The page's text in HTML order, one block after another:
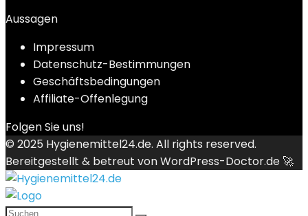
Aussagen
Impressum
Datenschutz-Bestimmungen
Geschäftsbedingungen
Affiliate-Offenlegung
Folgen Sie uns!
© 2025 Hygienemittel24.de. All rights reserved.
Bereitgestellt & betreut vonWordPress-Doctor.de 🚀